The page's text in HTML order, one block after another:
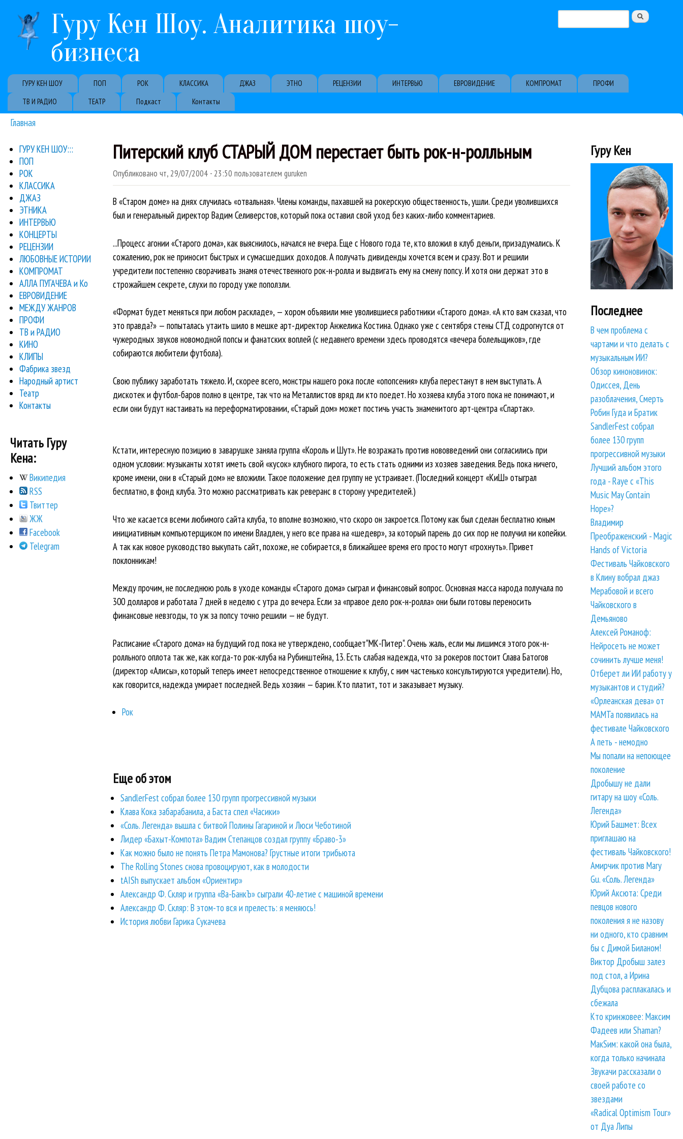
Гуру Кен Шоу. Аналитика шоу-
бизнеса
Форма поиска
Primary links
ГУРУ КЕН ШОУ ПОП РОК КЛАССИКА ДЖАЗ ЭТНО РЕЦЕНЗИИ ИНТЕРВЬЮ ЕВРОВИДЕНИЕ КОМПРОМАТ
ПРОФИ
ТВ И РАДИО
ТЕАТР Подкаст Контакты
Вы здесь
Главная
Питерский клуб СТАРЫЙ ДОМ перестает быть рок-н-ролльным
Опубликовано чт, 29/07/2004 - 23:50 пользователем guruken
В «Старом доме» на днях случилась «отвальная». Члены команды, пахавшей на рокерскую общественность, ушли. Среди уволившихся
был и генеральный директор Вадим Селиверстов, который пока оставил свой уход без каких-либо комментариев.
...Процесс агонии «Старого дома», как выяснилось, начался не вчера. Еще с Нового года те, кто вложил в клуб деньги, призадумались. К
сожалению, рок не приносит быстрых и сумасшедших доходов. А получать дивиденды хочется всем и сразу. Вот и решили
учредители постепенно сворачивать знамя отечественного рок-н-ролла и выдвигать ему на смену попсу. И хотя они держат это в
строжайшем секрете, слухи по городу уже поползли.
«Формат будет меняться при любом раскладе», — хором объявили мне уволившиеся работники «Старого дома». «А кто вам сказал, что
это правда?» — попыталась утаить шило в мешке арт-директор Анжелика Костина. Однако уже с сентября стены СТД содрогнутся от
чужеродных звуков новомодной попсы и фанатских воплей (с недавнего времени здесь проводятся «вечера болельщиков», где
собираются любители футбола).
Свою публику заработать тяжело. И, скорее всего, монстры нашего рока после «опопсения» клуба перестанут в нем выступать. А
дискотек и футбол-баров полно в центре, так что на Металлистов вряд ли кто поедет. Но хозяева клуба этого пока не понимают, и
если они будут настаивать на переформатировании, «Старый дом» может постичь участь знаменитого арт-центра «Спартак».
Кстати, интересную позицию в заварушке заняла группа «Король и Шут». Не возражать против нововведений они согласились при
одном условии: музыканты хотят иметь свой «кусок» клубного пирога, то есть стать одними из хозяев заведения. Ведь пока ничего,
кроме имени, они в «Старый дом» не вложили. Такое положение дел группу не устраивает. (Последний концерт «КиШ» отыграл
бесплатно, в фонд клуба. Это можно рассматривать как реверанс в сторону учредителей.)
Что же касается всеми любимого сайта клуба, то вполне возможно, что скоро он закроется. Потому как был сделан бесплатно юным
инициативным компьютерщиком по имени Владлен, у него все права на «шедевр», за который парень до сих пор не получил ни копейки.
А так как новое руководство выкупать сайт, похоже, не собирается, в ближайшее время его просто могут «грохнуть». Привет
поклонникам!
Между прочим, не последнюю роль в уходе команды «Старого дома» сыграл и финансовый вопрос. Основная масса народа получала по
300 долларов и работала 7 дней в неделю с утра до вечера. Если за «правое дело рок-н-ролла» они были готовы переносить
финансовые невзгоды, то уж за попсу точно решили — не будут.
Расписание «Старого дома» на будущий год пока не утверждено, сообщает"МК-Питер". Очень жаль, если мы лишимся этого рок-н-
ролльного оплота так же, как когда-то рок-клуба на Рубинштейна, 13. Есть слабая надежда, что за рокеров постоит Слава Батогов
(директор «Алисы», который теперь имеет непосредственное отношение к клубу, с ним частенько консультируются учредители). Но,
как говорится, надежда умирает последней. Ведь хозяин — барин. Кто платит, тот и заказывает музыку.
Рок
Еще об этом
SandlerFest собрал более 130 групп прогрессивной музыки
Клава Кока забарабанила, а Баста спел «Часики»
«Соль. Легенда» вышла с битвой Полины Гагариной и Люси Чеботиной
Лидер «Бахыт-Компота» Вадим Степанцов создал группу «Браво-3»
Как можно было не понять Петра Мамонова? Грустные итоги трибьюта
The Rolling Stones снова провоцируют, как в молодости
tAISh выпускает альбом «Ориентир»
Александр Ф. Скляр и группа «Ва-БанкЪ» сыграли 40-летие с машиной времени
Александр Ф. Скляр: В этом-то вся и прелесть: я меняюсь!
История любви Гарика Сукачева
ГУРУ КЕН ШОУ:::
ПОП
РОК
КЛАССИКА
ДЖАЗ
ЭТНИКА
ИНТЕРВЬЮ
КОНЦЕРТЫ
РЕЦЕНЗИИ
ЛЮБОВНЫЕ ИСТОРИИ
КОМПРОМАТ
АЛЛА ПУГАЧЕВА и Ко
ЕВРОВИДЕНИЕ
МЕЖДУ ЖАНРОВ
ПРОФИ
ТВ и РАДИО
КИНО
КЛИПЫ
Фабрика звезд
Народный артист
Театр
Контакты
Читать Гуру
Кена:
Википедия
RSS
Твиттер
ЖЖ
Facebook
Telegram
Гуру Кен
Последнее
В чем проблема с
чартами и что делать с
музыкальным ИИ?
Обзор киноновинок:
Одиссея, День
разоблачения, Смерть
Робин Гуда и Братик
SandlerFest собрал
более 130 групп
прогрессивной музыки
Лучший альбом этого
года - Raye с «This
Music May Contain
Hope»?
Владимир
Преображенский - Magic
Hands of Victoria
Фестиваль Чайковского
в Клину вобрал джаз
Мерабовой и всего
Чайковского в
Демьяново
Алексей Романоф:
Нейросеть не может
сочинить лучше меня!
Отберет ли ИИ работу у
музыкантов и студий?
«Орлеанская дева» от
МАМТа появилась на
фестивале Чайковского
А петь - немодно
Мы попали на непоющее
поколение
Дробышу не дали
гитару на шоу «Соль.
Легенда»
Юрий Башмет: Всех
приглашаю на
фестиваль Чайковского!
Амирчик против Mary
Gu. «Соль. Легенда»
Юрий Аксюта: Среди
певцов нового
поколения я не назову
ни одного, кто сравним
бы с Димой Биланом!
Виктор Дробыш залез
под стол, а Ирина
Дубцова расплакалась и
сбежала
Кто кринжовее: Максим
Фадеев или Shaman?
МакSим: какой она была,
когда только начинала
Звукачи рассказали о
своей работе со
звездами
«Radical Optimism Tour»
от Дуа Липы